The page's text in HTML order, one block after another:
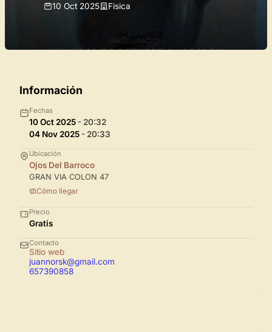
10 Oct 2025 Fisica
Información
Fechas
10 Oct 2025 - 20:32
04 Nov 2025 - 20:33
Ubicación
Ojos Del Barroco
GRAN VIA COLON 47
Cómo llegar
Precio
Gratis
Contacto
Sitio web
juannorsk@gmail.com
657390858